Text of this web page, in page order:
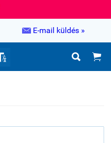
 E-mail küldés »
 